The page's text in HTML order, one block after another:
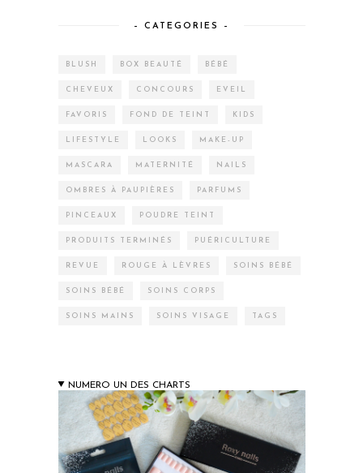
– CATEGORIES –
BLUSH BOX BEAUTÉ BÉBÉ
CHEVEUX CONCOURS EVEIL
FAVORIS FOND DE TEINT KIDS
LIFESTYLE LOOKS MAKE-UP
MASCARA MATERNITÉ NAILS
OMBRES À PAUPIÈRES PARFUMS
PINCEAUX POUDRE TEINT
PRODUITS TERMINÉS PUÉRICULTURE
REVUE ROUGE À LÈVRES SOINS BÉBÉ
SOINS BÉBÉ SOINS CORPS
SOINS MAINS SOINS VISAGE TAGS
NUMERO UN DES CHARTS